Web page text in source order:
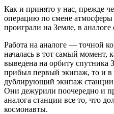
Как и принято у нас, прежде
операцию по смене
проиграли на Земле, в аналоге
Работа на аналоге — точной
началась в тот самый момент,
выведена на орбиту спутника
прибыл первый экипаж, то и
дублирующий экипаж
Они дежурили поочередно и
аналога станции все то, что
космонавты.